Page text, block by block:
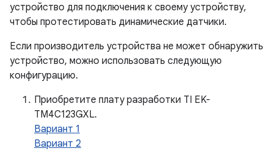
устройство для подключения к своему устройству,
чтобы протестировать динамические датчики.
Если производитель устройства не может обнаружить
устройство, можно использовать следующую
конфигурацию.
Приобретите плату разработки TI EK-
TM4C123GXL.
Вариант 1
Вариант 2